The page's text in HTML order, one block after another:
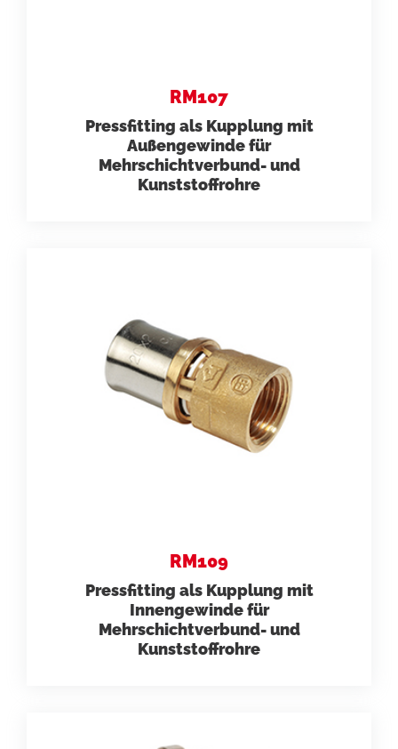
RM107
Pressfitting als Kupplung mit
Außengewinde für
Mehrschichtverbund- und
Kunststoffrohre
RM109
Pressfitting als Kupplung mit
Innengewinde für
Mehrschichtverbund- und
Kunststoffrohre